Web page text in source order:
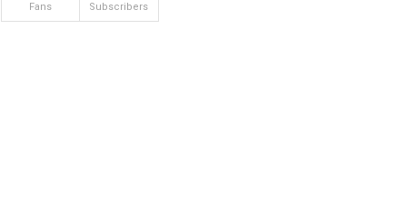
Fans Subscribers